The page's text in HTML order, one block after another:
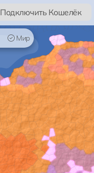
Подключить Кошелёк
Мир